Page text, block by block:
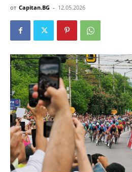
от Capitan.BG - 12.05.2026